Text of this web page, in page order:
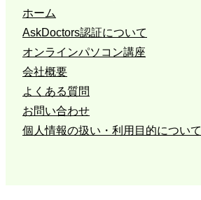
ホーム
AskDoctors認証について
オンラインパソコン講座
会社概要
よくある質問
お問い合わせ
個人情報の扱い・利用目的について